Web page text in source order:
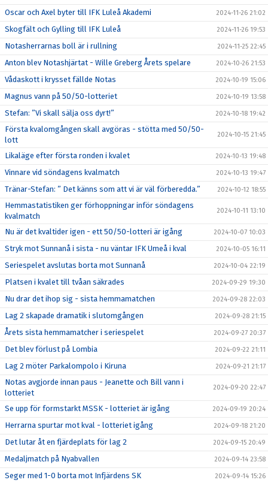
Oscar och Axel byter till IFK Luleå Akademi 2024-11-26 21:02
Skogfält och Gylling till IFK Luleå 2024-11-26 19:53
Notasherrarnas boll är i rullning 2024-11-25 22:45
Anton blev Notashjärtat - Wille Greberg Årets spelare 2024-10-26 21:53
Vådaskott i krysset fällde Notas 2024-10-19 15:06
Magnus vann på 50/50-lotteriet 2024-10-19 13:58
Stefan: ”Vi skall sälja oss dyrt!” 2024-10-18 19:42
Första kvalomgången skall avgöras - stötta med 50/50-
lott
2024-10-15 21:45
Likaläge efter första ronden i kvalet 2024-10-13 19:48
Vinnare vid söndagens kvalmatch 2024-10-13 19:47
Tränar-Stefan: ” Det känns som att vi är väl förberedda.” 2024-10-12 18:55
Hemmastatistiken ger förhoppningar inför söndagens
kvalmatch
2024-10-11 13:10
Nu är det kvaltider igen - ett 50/50-lotteri är igång 2024-10-07 10:03
Stryk mot Sunnanå i sista - nu väntar IFK Umeå i kval 2024-10-05 16:11
Seriespelet avslutas borta mot Sunnanå 2024-10-04 22:19
Platsen i kvalet till tvåan säkrades 2024-09-29 19:30
Nu drar det ihop sig - sista hemmamatchen 2024-09-28 22:03
Lag 2 skapade dramatik i slutomgången 2024-09-28 21:15
Årets sista hemmamatcher i seriespelet 2024-09-27 20:37
Det blev förlust på Lombia 2024-09-22 21:11
Lag 2 möter Parkalompolo i Kiruna 2024-09-21 21:17
Notas avgjorde innan paus - Jeanette och Bill vann i
lotteriet
2024-09-20 22:47
Se upp för formstarkt MSSK - lotteriet är igång 2024-09-19 20:24
Herrarna spurtar mot kval - lotteriet igång 2024-09-18 21:20
Det lutar åt en fjärdeplats för lag 2 2024-09-15 20:49
Medaljmatch på Nyabvallen 2024-09-14 23:58
Seger med 1-0 borta mot Infjärdens SK 2024-09-14 15:26